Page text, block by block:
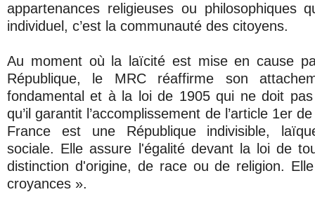
appartenances religieuses ou philosophiques
individuel, c’est la communauté des citoyens.
Au moment où la laïcité est mise en cause
République, le MRC réaffirme son
fondamental et à la loi de 1905 qui ne doit
qu’il garantit l’accomplissement de l’article 1er
France est une République indivisible,
sociale. Elle assure l'égalité devant la loi de
distinction d'origine, de race ou de religion.
croyances ».